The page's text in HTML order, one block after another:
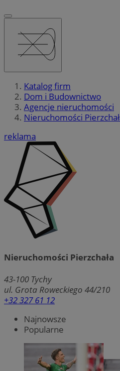
Katalog firm
Dom i Budownictwo
Agencje nieruchomości
Nieruchomości
reklama
Nieruchomości Pierzchała
43-100 Tychy
ul. Grota Roweckiego 44/210
+32 327 61 12
Najnowsze
Popularne